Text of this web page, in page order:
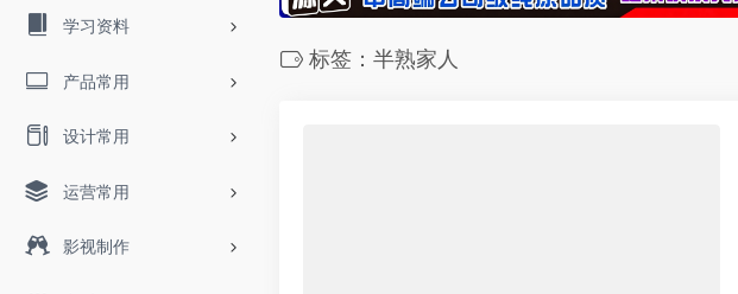
学习资料
产品常用
设计常用
运营常用
影视制作
标签：半熟家人